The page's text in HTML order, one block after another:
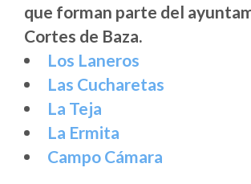
que forman parte del
Cortes de Baza.
Los Laneros
Las Cucharetas
La Teja
La Ermita
Campo Cámara